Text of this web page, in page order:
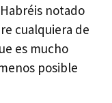
notado
cualquiera de
es mucho
posible